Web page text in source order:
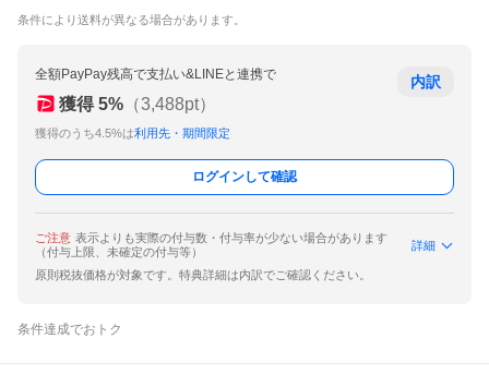
条件により送料が異なる場合があります。
全額PayPay残高で支払い&LINEと連携で
獲得 5% （3,488pt）
獲得のうち4.5%は利用先・期間限定
内訳
ログインして確認
ご注意 表示よりも実際の付与数・付与率が少ない場合があります
（付与上限、未確定の付与等）
詳細
原則税抜価格が対象です。特典詳細は内訳でご確認ください。
条件達成でおトク